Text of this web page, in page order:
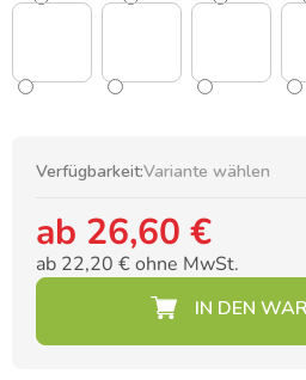
Verfügbarkeit:Variante wählen
ab 26,60 €
ab 22,20 €ohne MwSt.